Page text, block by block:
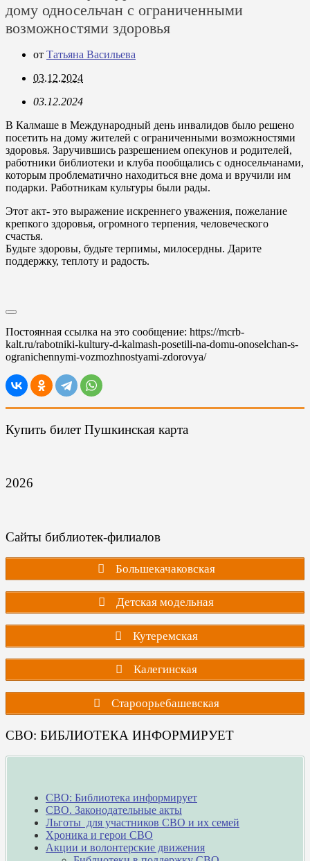
дому односельчан с ограниченными
возможностями здоровья
от Татьяна Васильева
03.12.2024
03.12.2024
В Калмаше в Международный день инвалидов было решено
посетить на дому жителей с ограниченными возможностями
здоровья. Заручившись разрешением опекунов и родителей,
работники библиотеки и клуба пообщались с односельчанами,
которым проблематично находиться вне дома и вручили им
подарки. Работникам культуры были рады.
Этот акт- это выражение искреннего уважения, пожелание
крепкого здоровья, огромного терпения, человеческого
счастья.
Будьте здоровы, будьте терпимы, милосердны. Дарите
поддержку, теплоту и радость.
Постоянная ссылка на это сообщение: https://mcrb-
kalt.ru/rabotniki-kultury-d-kalmash-posetili-na-domu-onoselchan-s-
ogranichennymi-vozmozhnostyami-zdorovya/
Купить билет Пушкинская карта
2026
Сайты библиотек-филиалов
Большекачаковская
Детская модельная
Кутеремская
Калегинская
Староорьебашевская
СВО: БИБЛИОТЕКА ИНФОРМИРУЕТ
СВО: Библиотека информирует
СВО. Законодательные акты
Льготы для участников СВО и их семей
Хроника и герои СВО
Акции и волонтерские движения